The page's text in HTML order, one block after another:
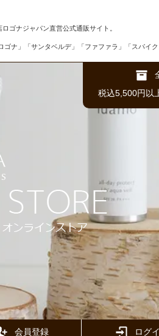
ゴナジャパン直営公式通販サイト。
ゴナ」「サンタベルデ」「ファファラ」「スパイ
税込5,500円以
会員登録 ログ